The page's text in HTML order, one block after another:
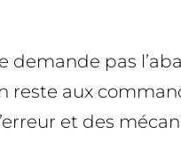
pas
aux
et des